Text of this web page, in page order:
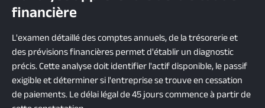
financière
L'examen détaillé des comptes annuels, de la trésorerie et
des prévisions financières permet d'établir un diagnostic
précis. Cette analyse doit identifier l'actif disponible, le passif
exigible et déterminer si l'entreprise se trouve en cessation
de paiements. Le délai légal de 45 jours commence à partir de